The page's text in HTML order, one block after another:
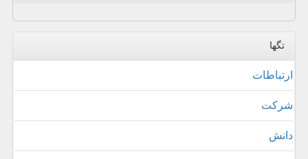
تگها
ارتباطات
شركت
دانش